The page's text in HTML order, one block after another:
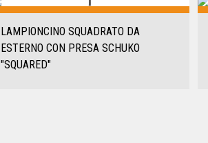
LAMPIONCINO SQUADRATO DA
ESTERNO CON PRESA SCHUKO
"SQUARED"